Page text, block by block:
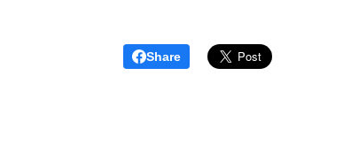
Share